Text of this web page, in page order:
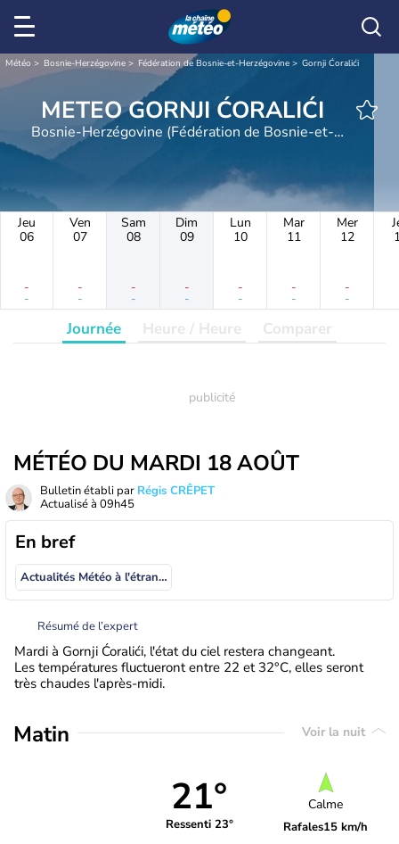
Météo Bosnie-Herzégovine Fédération de Bosnie-et-Herzégovine Gornji Ćoralići
METEO GORNJI ĆORALIĆI
Bosnie-Herzégovine (Fédération de Bosnie-et-
Jeu
06
-
-
Ven
07
-
-
Sam
08
-
-
Dim
09
-
-
Lun
10
-
-
Mar
11
-
-
Mer
12
-
-
Journée Heure / Heure Comparer
MÉTÉO DU MARDI 18 AOÛT
Bulletin établi par Régis CRÊPET
Actualisé à 09h45
En bref
Actualités Météo à l'étranger
Résumé de l’expert
Mardi à Gornji Ćoralići, l'état du ciel restera changeant.
Les températures fluctueront entre 22 et 32°C, elles seront
très chaudes l'après-midi.
Matin Voir la nuit
21°
Ressenti 23°
Calme
Rafales15 km/h